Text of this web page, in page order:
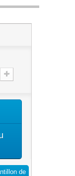
de